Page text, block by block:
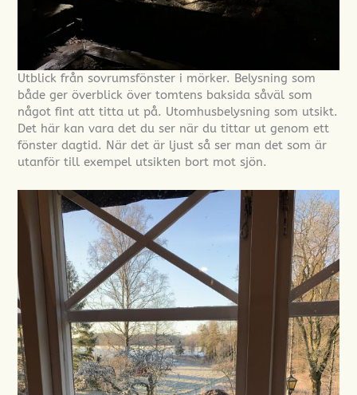
Utblick från sovrumsfönster i mörker. Belysning som
både ger överblick över tomtens baksida såväl som
något fint att titta ut på. Utomhusbelysning som utsikt.
Det här kan vara det du ser när du tittar ut genom ett
fönster dagtid. När det är ljust så ser man det som är
utanför till exempel utsikten bort mot sjön.